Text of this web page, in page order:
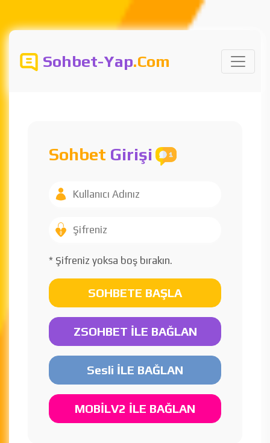
Sohbet-Yap.Com
Sohbet Girişi
* Şifreniz yoksa boş bırakın.
SOHBETE BAŞLA
ZSOHBET İLE BAĞLAN
Sesli İLE BAĞLAN
MOBİLV2 İLE BAĞLAN